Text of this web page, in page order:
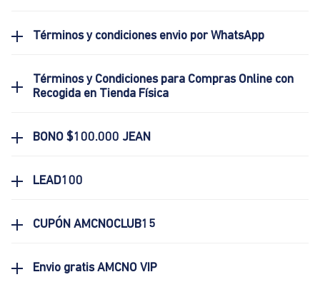
Términos y condiciones envio por WhatsApp
Términos y Condiciones para Compras Online con
Recogida en Tienda Física
BONO $100.000 JEAN
LEAD100
CUPÓN AMCNOCLUB15
Envio gratis AMCNO VIP